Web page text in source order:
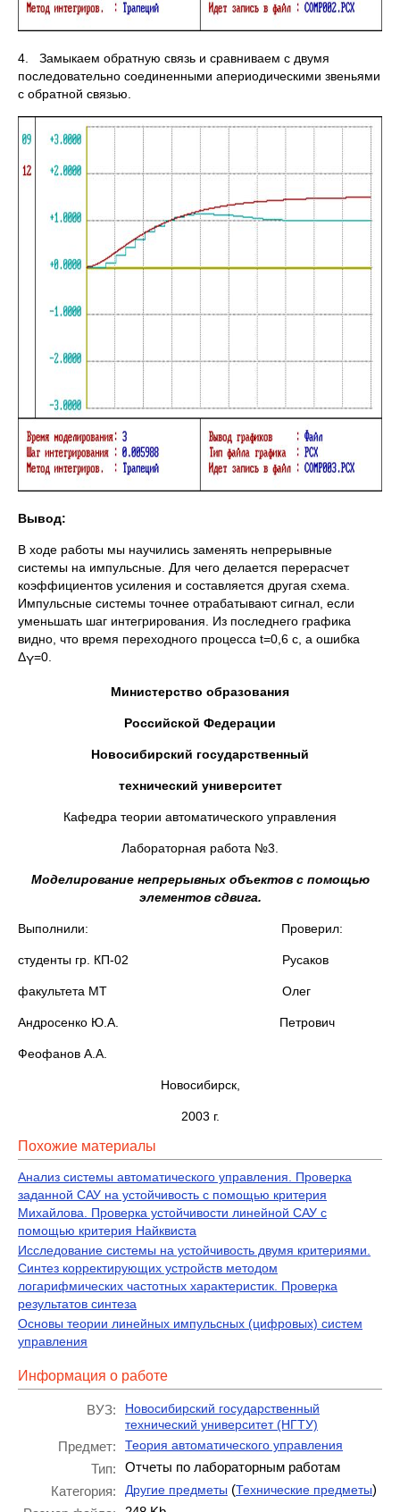
4. Замыкаем обратную связь и сравниваем с двумя
последовательно соединенными апериодическими звеньями
с обратной связью.
Вывод:
В ходе работы мы научились заменять непрерывные
системы на импульсные. Для чего делается перерасчет
коэффициентов усиления и составляется другая схема.
Импульсные системы точнее отрабатывают сигнал, если
уменьшать шаг интегрирования. Из последнего графика
видно, что время переходного процесса t=0,6 c, а ошибка
ΔY=0.
Министерство образования
Российской Федерации
Новосибирский государственный
технический университет
Кафедра теории автоматического управления
Лабораторная работа №3.
Моделирование непрерывных объектов с помощью
элементов сдвига.
Выполнили: Проверил:
студенты гр. КП-02 Русаков
факультета МТ Олег
Андросенко Ю.А. Петрович
Феофанов А.А.
Новосибирск,
2003 г.
Похожие материалы
Анализ системы автоматического управления. Проверка
заданной САУ на устойчивость с помощью критерия
Михайлова. Проверка устойчивости линейной САУ с
помощью критерия Найквиста
Исследование системы на устойчивость двумя критериями.
Синтез корректирующих устройств методом
логарифмических частотных характеристик. Проверка
результатов синтеза
Основы теории линейных импульсных (цифровых) систем
управления
Информация о работе
ВУЗ:
Новосибирский государственный
технический университет (НГТУ)
Предмет: Теория автоматического управления
Тип:
Отчеты по лабораторным работам
Категория:
Другие предметы (Технические предметы)